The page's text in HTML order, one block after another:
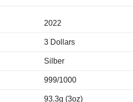
2022
3 Dollars
Silber
999/1000
93.3g (3oz)